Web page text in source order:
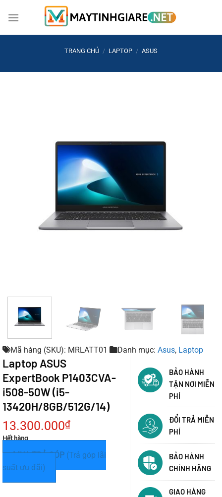
qua
TRANG CHỦ / LAPTOP / ASUS
Mã hàng (SKU): MRLATT01 Danh mục: Asus, Laptop
Laptop ASUS
ExpertBook P1403CVA-
i508-50W (i5-
13420H/8GB/512G/14)
13.300.000₫
Hết hàng
MUA TRẢ GÓP (Trả góp lãi
suất ưu đãi)
BẢO HÀNH
TẬN NƠI MIỄN
PHÍ
ĐỔI TRẢ MIỄN
PHÍ
BẢO HÀNH
CHÍNH HÃNG
GIAO HÀNG